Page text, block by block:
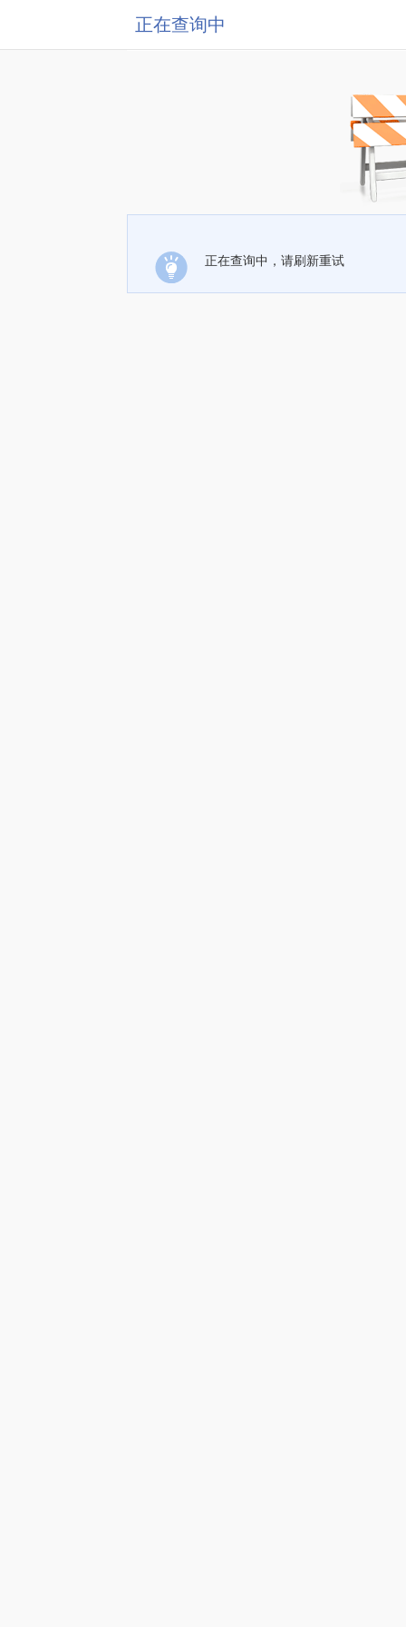
正在查询中
正在查询中，请刷新重试